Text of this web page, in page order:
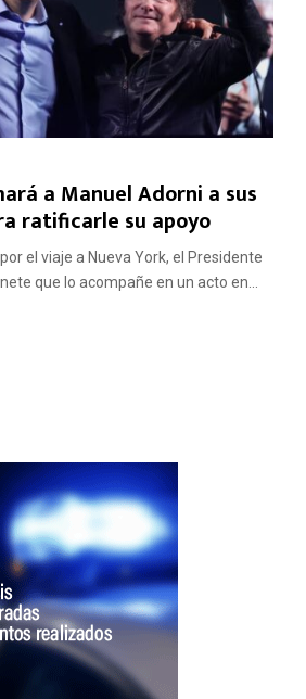
a Manuel Adorni a sus
ratificarle su apoyo
el viaje a Nueva York, el Presidente
que lo acompañe en un acto en...